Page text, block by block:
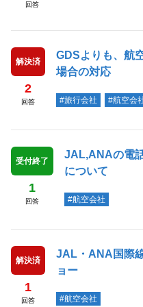
回答
解決済
2
回答
GDSよりも、航
場合の対応
#旅行会社 #航空会
受付終了
1
回答
JAL,ANAの電
について
#航空会社
解決済
1
回答
JAL・ANA国際
ョー
#航空会社